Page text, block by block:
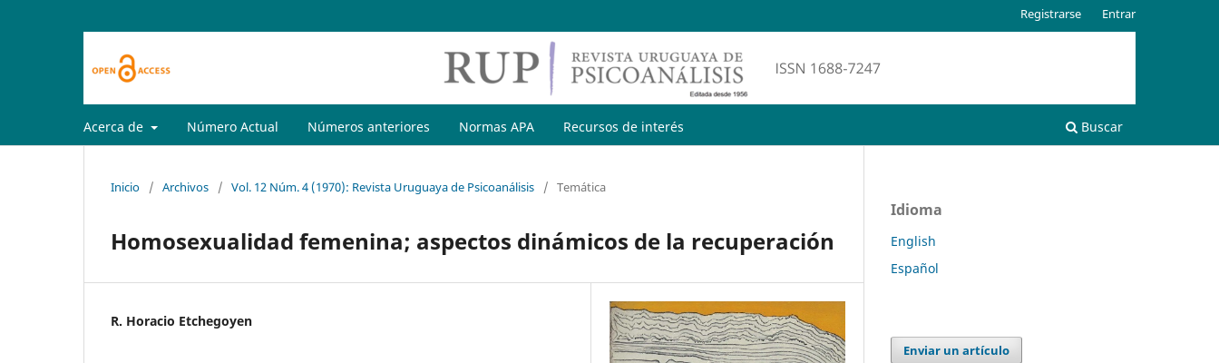
Acerca de Número Actual Números anteriores Normas APA Recursos de interés Buscar
Registrarse Entrar
Inicio / Archivos / Vol. 12 Núm. 4 (1970): Revista Uruguaya de Psicoanálisis / Temática
Homosexualidad femenina; aspectos dinámicos de la recuperación
R. Horacio Etchegoyen
Idioma
English
Español
Enviar un artículo